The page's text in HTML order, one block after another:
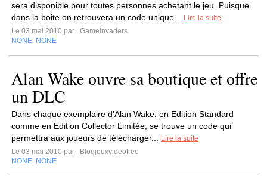
sera disponible pour toutes personnes achetant le jeu. Puisque
dans la boite on retrouvera un code unique...
Lire la suite
Le 03 mai 2010 par
Gameinvaders
NONE NONE
Alan Wake ouvre sa boutique et offre
un DLC
Dans chaque exemplaire d’Alan Wake, en Edition Standard
comme en Edition Collector Limitée, se trouve un code qui
permettra aux joueurs de télécharger...
Lire la suite
Le 03 mai 2010 par
Blogjeuxvideofree
NONE NONE